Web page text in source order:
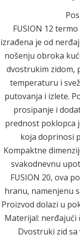
FUSION 12
izrađena je od
nošenju obroka
dvostrukim zidom,
temperaturu i
putovanja i izlete.
prosipanje i
prednost poklopca
koja doprinosi
Kompaktne
svakodnevnu
FUSION 20, ova
hranu, namenjenu
Proizvod dolazi u
Materijal: nerđajući
Dvostruki zid sa